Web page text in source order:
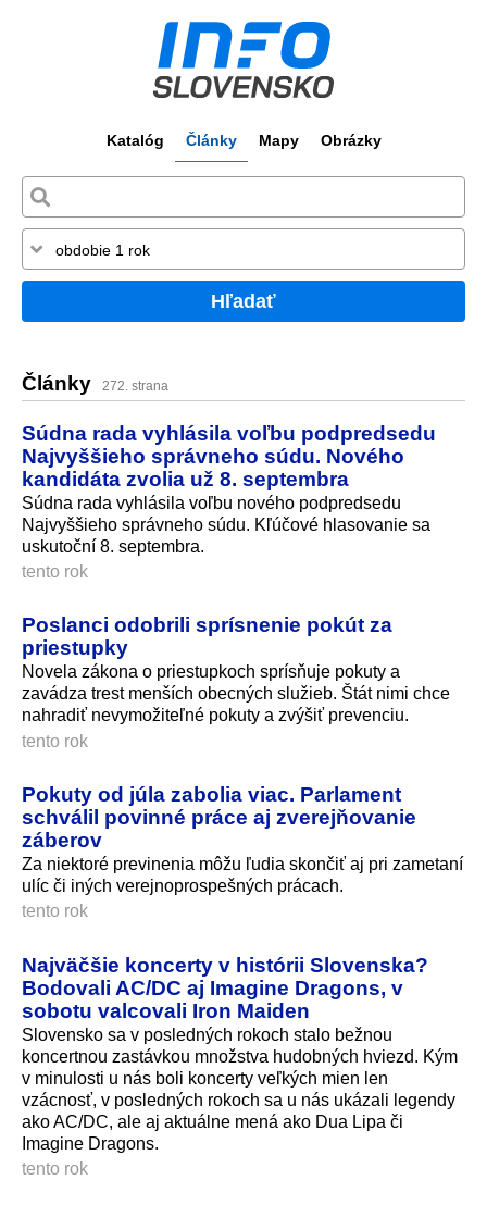
Katalóg Články Mapy Obrázky
Hľadať
Články 272. strana
Súdna rada vyhlásila voľbu podpredsedu
Najvyššieho správneho súdu. Nového
kandidáta zvolia už 8. septembra
Súdna rada vyhlásila voľbu nového podpredsedu
Najvyššieho správneho súdu. Kľúčové hlasovanie sa
uskutoční 8. septembra.
tento rok
Poslanci odobrili sprísnenie pokút za
priestupky
Novela zákona o priestupkoch sprísňuje pokuty a
zavádza trest menších obecných služieb. Štát nimi chce
nahradiť nevymožiteľné pokuty a zvýšiť prevenciu.
tento rok
Pokuty od júla zabolia viac. Parlament
schválil povinné práce aj zverejňovanie
záberov
Za niektoré previnenia môžu ľudia skončiť aj pri zametaní
ulíc či iných verejnoprospešných prácach.
tento rok
Najväčšie koncerty v histórii Slovenska?
Bodovali AC/DC aj Imagine Dragons, v
sobotu valcovali Iron Maiden
Slovensko sa v posledných rokoch stalo bežnou
koncertnou zastávkou množstva hudobných hviezd. Kým
v minulosti u nás boli koncerty veľkých mien len
vzácnosť, v posledných rokoch sa u nás ukázali legendy
ako AC/DC, ale aj aktuálne mená ako Dua Lipa či
Imagine Dragons.
tento rok